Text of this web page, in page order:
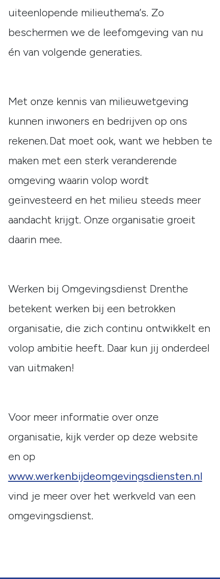
uiteenlopende milieuthema’s. Zo
beschermen we de leefomgeving van nu
én van volgende generaties.
Met onze kennis van milieuwetgeving
kunnen inwoners en bedrijven op ons
rekenen. Dat moet ook, want we hebben te
maken met een sterk veranderende
omgeving waarin volop wordt
geïnvesteerd en het milieu steeds meer
aandacht krijgt. Onze organisatie groeit
daarin mee.
Werken bij Omgevingsdienst Drenthe
betekent werken bij een betrokken
organisatie, die zich continu ontwikkelt en
volop ambitie heeft. Daar kun jij onderdeel
van uitmaken!
Voor meer informatie over onze
organisatie, kijk verder op deze website
en op
www.werkenbijdeomgevingsdiensten.nl
vind je meer over het werkveld van een
omgevingsdienst.